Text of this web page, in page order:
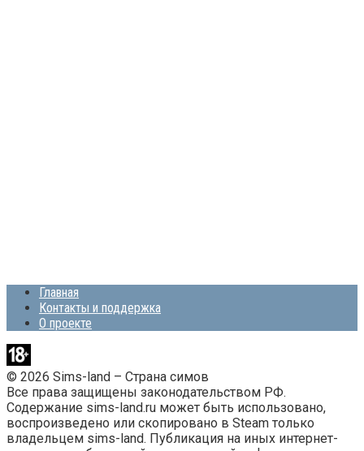
Главная
Контакты и поддержка
О проекте
© 2026 Sims-land – Страна симов
Все права защищены законодательством РФ.
Содержание sims-land.ru может быть использовано,
воспроизведено или скопировано в Steam только
владельцем sims-land. Публикация на иных интернет-